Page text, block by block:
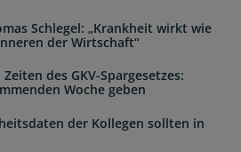
Schlegel: „Krankheit wirkt wie
der Wirtschaft“
des GKV-Spargesetzes:
Woche geben
der Kollegen sollten in